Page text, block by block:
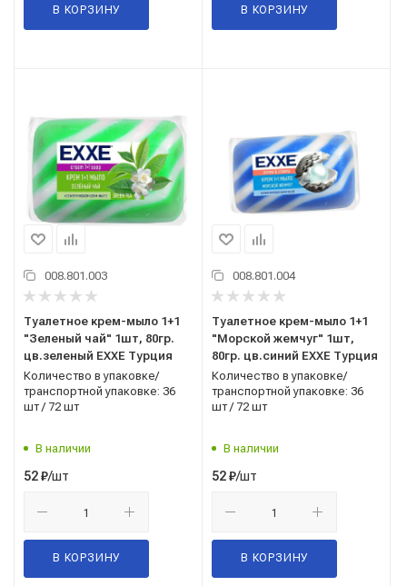
В КОРЗИНУ В КОРЗИНУ
008.801.003
Туалетное крем-мыло 1+1
"Зеленый чай" 1шт, 80гр.
цв.зеленый EXXE Турция
Количество в упаковке/
транспортной упаковке: 36
шт / 72 шт
В наличии
52₽/шт
В КОРЗИНУ
008.801.004
Туалетное крем-мыло 1+1
"Морской жемчуг" 1шт,
80гр. цв.синий EXXE Турция
Количество в упаковке/
транспортной упаковке: 36
шт / 72 шт
В наличии
52₽/шт
В КОРЗИНУ